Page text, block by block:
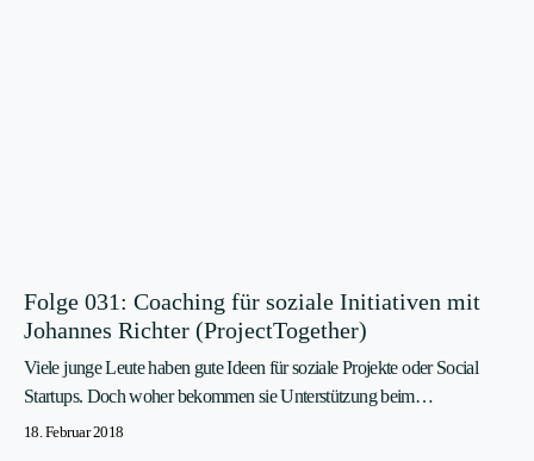
Folge 031: Coaching für soziale Initiativen mit
Johannes Richter (ProjectTogether)
Viele junge Leute haben gute Ideen für soziale Projekte oder Social
Startups. Doch woher bekommen sie Unterstützung beim…
18. Februar 2018